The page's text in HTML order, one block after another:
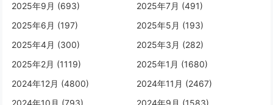
2025年9月 (693)
2025年7月 (491)
2025年6月 (197)
2025年5月 (193)
2025年4月 (300)
2025年3月 (282)
2025年2月 (1119)
2025年1月 (1680)
2024年12月 (4800)
2024年11月 (2467)
2024年10月 (793)
2024年9月 (1583)